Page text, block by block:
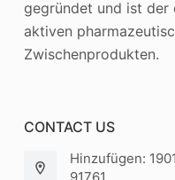
gegründet und ist der
aktiven
Zwischenprodukten.
CONTACT US
Hinzufügen: